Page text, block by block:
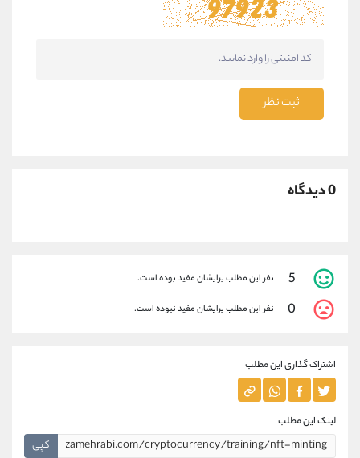
ثبت نظر
0 دیدگاه
5 نفر این مطلب برایشان مفید بوده است.
0 نفر این مطلب برایشان مفید نبوده است.
اشتراک گذاری این مطلب
لینک این مطلب
کپی